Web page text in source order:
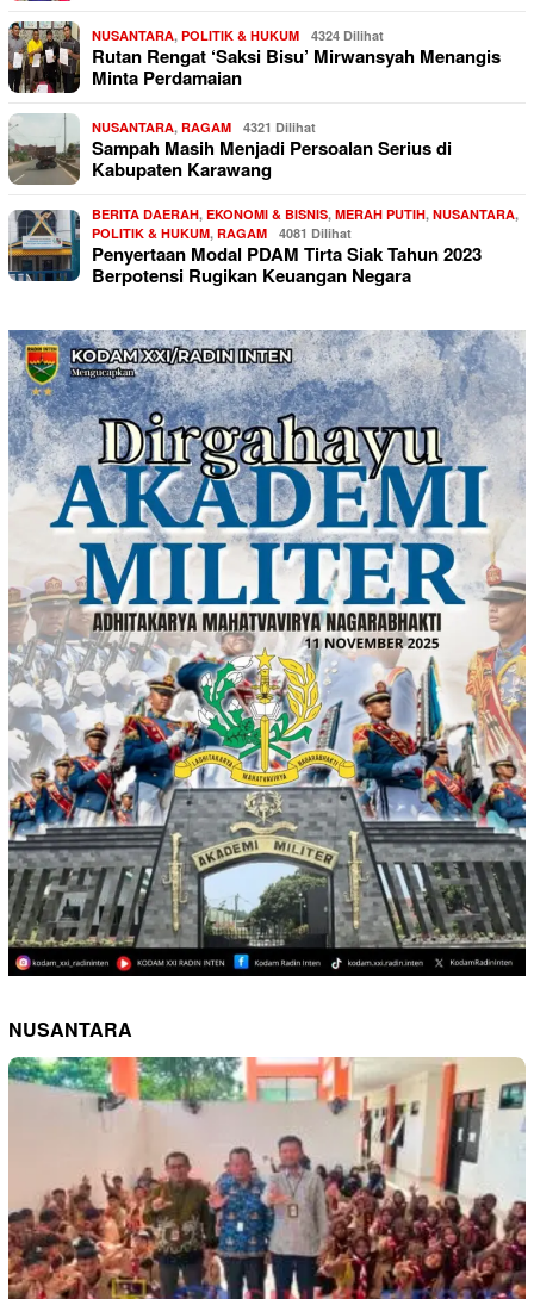
NUSANTARA, POLITIK & HUKUM 4324 Dilihat
Rutan Rengat ‘Saksi Bisu’ Mirwansyah Menangis
Minta Perdamaian
NUSANTARA, RAGAM 4321 Dilihat
Sampah Masih Menjadi Persoalan Serius di
Kabupaten Karawang
BERITA DAERAH, EKONOMI & BISNIS, MERAH PUTIH, NUSANTARA,
POLITIK & HUKUM, RAGAM 4081 Dilihat
Penyertaan Modal PDAM Tirta Siak Tahun 2023
Berpotensi Rugikan Keuangan Negara
NUSANTARA